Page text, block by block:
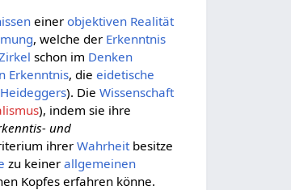
einerobjektiven Realität
, welche der Erkenntnis
schon im Denken
Erkenntnis, dieeidetische
). DieWissenschaft
), indem sie ihre
und
ihrerWahrheit besitze
zu keinerallgemeinen
Kopfes erfahren könne.